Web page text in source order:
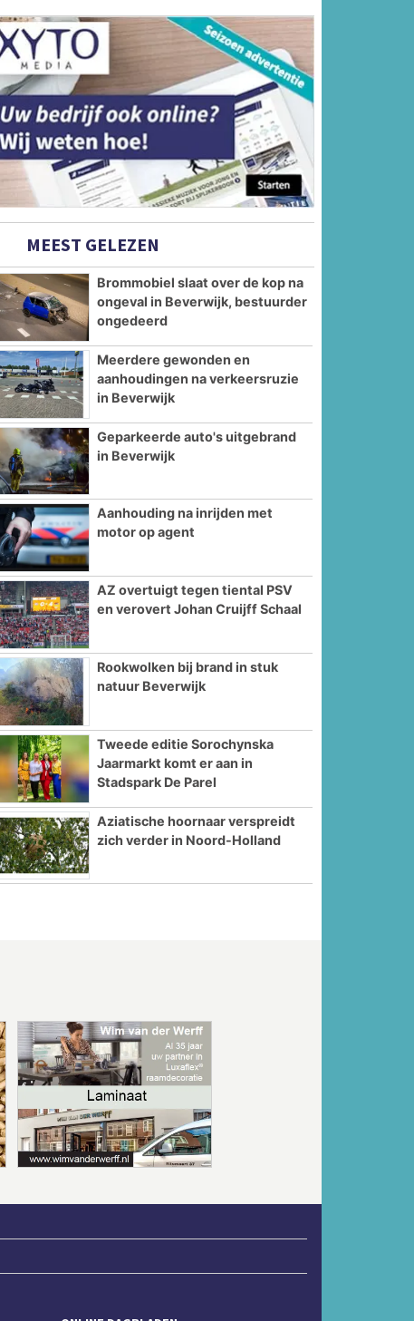
MEEST GELEZEN
Brommobiel slaat over de kop na
ongeval in Beverwijk, bestuurder
ongedeerd
Meerdere gewonden en
aanhoudingen na verkeersruzie
in Beverwijk
Geparkeerde auto's uitgebrand
in Beverwijk
Aanhouding na inrijden met
motor op agent
AZ overtuigt tegen tiental PSV
en verovert Johan Cruijff Schaal
Rookwolken bij brand in stuk
natuur Beverwijk
Tweede editie Sorochynska
Jaarmarkt komt er aan in
Stadspark De Parel
Aziatische hoornaar verspreidt
zich verder in Noord-Holland